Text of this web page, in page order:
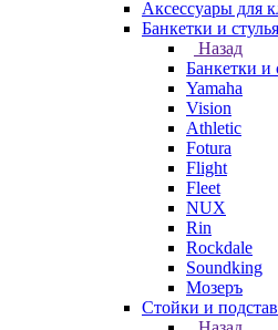
Аксессуары для
Банкетки и
Назад
Банкетки и
Yamaha
Vision
Athletic
Fotura
Flight
Fleet
NUX
Rin
Rockdale
Soundking
Мозеръ
Стойки и